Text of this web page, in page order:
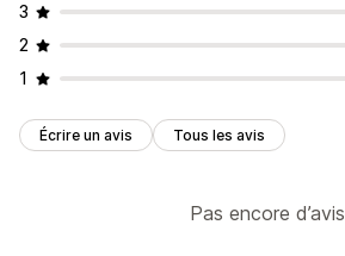
3
2
1
Écrire un avis Tous les avis
Pas encore d’avis